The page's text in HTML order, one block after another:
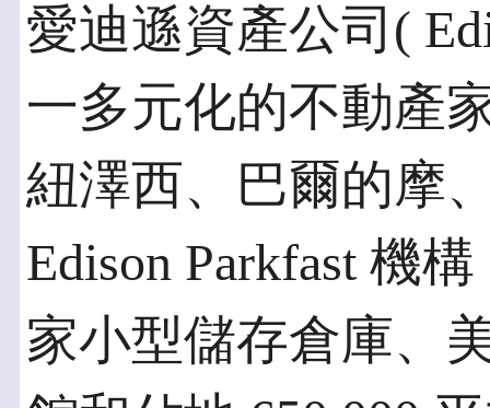
愛迪遜資產公司(
一多元化的不動產
紐澤西、巴爾的摩
Edison Parkfast 機
家小型儲存倉庫、